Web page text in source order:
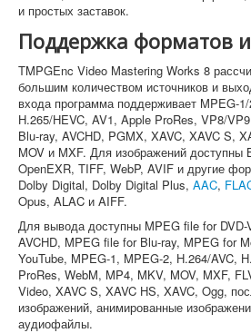
и простых заставок.
Поддержка форматов
TMPGEnc Video Mastering Works 8
большим количеством источников и
входа программа поддерживает MPEG-
H.265/HEVC, AV1, Apple ProRes, VP8/
Blu-ray, AVCHD, PGMX, XAVC, XAVC S,
MOV и MXF. Для изображений доступны
OpenEXR, TIFF, WebP, AVIF и другие
Dolby Digital, Dolby Digital Plus, AAC,
Opus, ALAC и AIFF.
Для вывода доступны MPEG file for
AVCHD, MPEG file for Blu-ray, MPEG for
YouTube, MPEG-1, MPEG-2, H.264/AVC,
ProRes, WebM, MP4, MKV, MOV, MXF,
Video, XAVC S, XAVC HS, XAVC, Ogg,
изображений, анимированные
аудиофайлы.